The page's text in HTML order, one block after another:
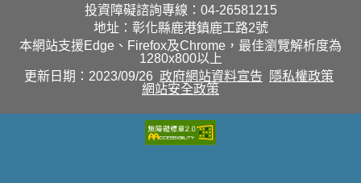
投資障礙諮詢專線：04-26581215
地址：彰化縣鹿港鎮鹿工路2號
本網站支援Edge、Firefox及Chrome，最佳瀏覽解析度為
1280x800以上
更新日期：2023/09/26 政府網站資料宣告
隱私權政策
網站安全政策